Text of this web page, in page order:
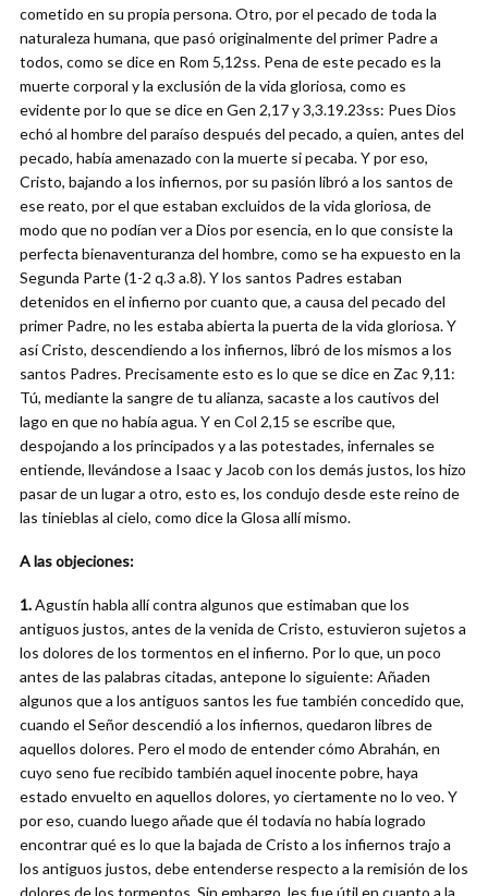
cometido en su propia persona. Otro, por el pecado de toda la
naturaleza humana, que pasó originalmente del primer Padre a
todos, como se dice en Rom 5,12ss. Pena de este pecado es la
muerte corporal y la exclusión de la vida gloriosa, como es
evidente por lo que se dice en Gen 2,17 y 3,3.19.23ss: Pues Dios
echó al hombre del paraíso después del pecado, a quien, antes del
pecado, había amenazado con la muerte si pecaba. Y por eso,
Cristo, bajando a los infiernos, por su pasión libró a los santos de
ese reato, por el que estaban excluidos de la vida gloriosa, de
modo que no podían ver a Dios por esencia, en lo que consiste la
perfecta bienaventuranza del hombre, como se ha expuesto en la
Segunda Parte (1-2 q.3 a.8). Y los santos Padres estaban
detenidos en el infierno por cuanto que, a causa del pecado del
primer Padre, no les estaba abierta la puerta de la vida gloriosa. Y
así Cristo, descendiendo a los infiernos, libró de los mismos a los
santos Padres. Precisamente esto es lo que se dice en Zac 9,11:
Tú, mediante la sangre de tu alianza, sacaste a los cautivos del
lago en que no había agua. Y en Col 2,15 se escribe que,
despojando a los principados y a las potestades, infernales se
entiende, llevándose a Isaac y Jacob con los demás justos, los hizo
pasar de un lugar a otro, esto es, los condujo desde este reino de
las tinieblas al cielo, como dice la Glosa allí mismo.
A las objeciones:
1.Agustín habla allí contra algunos que estimaban que los
antiguos justos, antes de la venida de Cristo, estuvieron sujetos a
los dolores de los tormentos en el infierno. Por lo que, un poco
antes de las palabras citadas, antepone lo siguiente: Añaden
algunos que a los antiguos santos les fue también concedido que,
cuando el Señor descendió a los infiernos, quedaron libres de
aquellos dolores. Pero el modo de entender cómo Abrahán, en
cuyo seno fue recibido también aquel inocente pobre, haya
estado envuelto en aquellos dolores, yo ciertamente no lo veo. Y
por eso, cuando luego añade que él todavía no había logrado
encontrar qué es lo que la bajada de Cristo a los infiernos trajo a
los antiguos justos, debe entenderse respecto a la remisión de los
dolores de los tormentos. Sin embargo, les fue útil en cuanto a la